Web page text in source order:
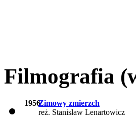
Filmografia
1956Zimowy zmierzch
reż. Stanisław Lenartowicz